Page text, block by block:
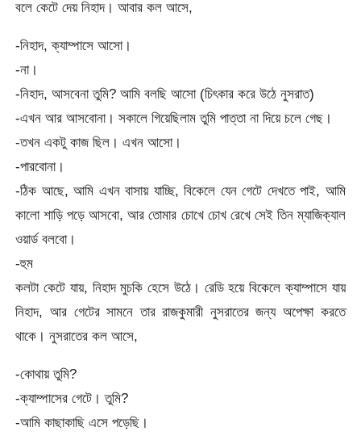
বলে কেটে দেয় নিহাদ। আবার কল আসে,
-নিহাদ, ক্যাম্পাসে আসো।
-না।
-নিহাদ, আসবেনা তুমি? আমি বলছি আসো (চিৎকার করে উঠে নুসরাত)
-এখন আর আসবোনা। সকালে গিয়েছিলাম তুমি পাত্তা না দিয়ে চলে গেছ।
-তখন একটু কাজ ছিল। এখন আসো।
-পারবোনা।
-ঠিক আছে, আমি এখন বাসায় যাচ্ছি, বিকেলে যেন গেটে দেখতে পাই, আমি
কালো শাড়ি পড়ে আসবো, আর তোমার চোখে চোখ রেখে সেই তিন ম্যাজিক্যাল
ওয়ার্ড বলবো।
-হুম
কলটা কেটে যায়, নিহাদ মুচকি হেসে উঠে। রেডি হয়ে বিকেলে ক্যাম্পাসে যায়
নিহাদ, আর গেটের সামনে তার রাজকুমারী নুসরাতের জন্য অপেক্ষা করতে
থাকে। নুসরাতের কল আসে,
-কোথায় তুমি?
-ক্যাম্পাসের গেটে। তুমি?
-আমি কাছাকাছি এসে পড়েছি।